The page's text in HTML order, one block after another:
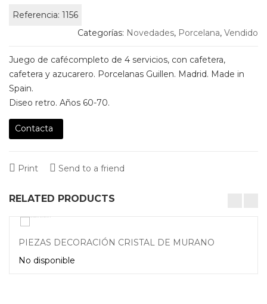
Referencia: 1156
Categorías: Novedades, Porcelana, Vendido
Juego de cafécompleto de 4 servicios, con cafetera,
cafetera y azucarero. Porcelanas Guillen. Madrid. Made in
Spain.
Diseo retro. Años 60-70.
Contacta
Print Send to a friend
RELATED PRODUCTS
PIEZAS DECORACIÓN CRISTAL DE MURANO
No disponible